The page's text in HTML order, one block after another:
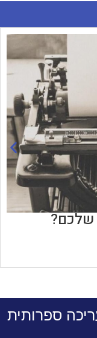
שלכם?
ספרותית